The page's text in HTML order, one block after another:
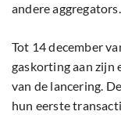
andere aggregators.
Tot 14 december
gaskorting aan zijn
van de lancering.
hun eerste